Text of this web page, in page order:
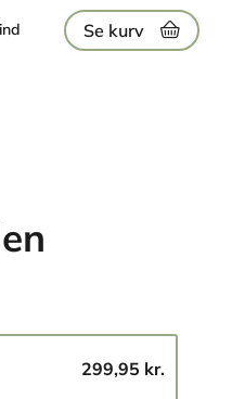
Se kurv
299,95 kr.